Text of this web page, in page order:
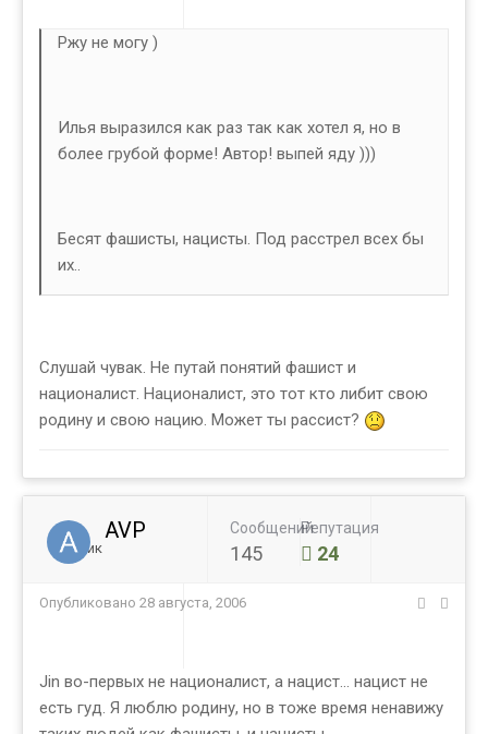
Ржу не могу )
Илья выразился как раз так как хотел я, но в
более грубой форме! Автор! выпей яду )))
Бесят фашисты, нацисты. Под расстрел всех бы
их..
Слушай чувак. Не путай понятий фашист и
националист. Националист, это тот кто либит свою
родину и свою нацию. Может ты рассист?
AVP
Ученик
Сообщений
145
Репутация
24
Опубликовано 28 августа, 2006
Jin во-первых не националист, а нацист... нацист не
есть гуд. Я люблю родину, но в тоже время ненавижу